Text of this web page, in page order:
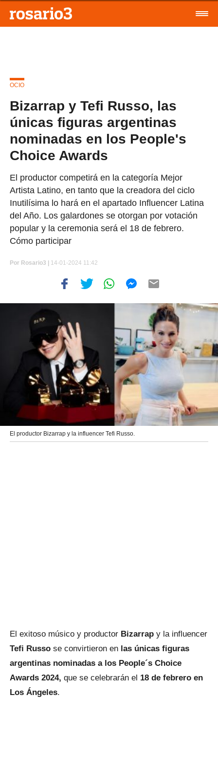
OCIO
Bizarrap y Tefi Russo, las
únicas figuras argentinas
nominadas en los People's
Choice Awards
El productor competirá en la categoría Mejor
Artista Latino, en tanto que la creadora del ciclo
Inutilísima lo hará en el apartado Influencer Latina
del Año. Los galardones se otorgan por votación
popular y la ceremonia será el 18 de febrero.
Cómo participar
Por Rosario3 | 14-01-2024 11:42
El productor Bizarrap y la influencer Tefi Russo.
El exitoso músico y productor Bizarrap y la influencer
Tefi Russo se convirtieron en las únicas figuras
argentinas nominadas a los People´s Choice
Awards 2024, que se celebrarán el 18 de febrero en
Los Ángeles.